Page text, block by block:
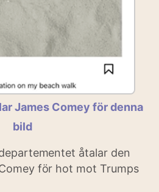
James Comey för denna
bild
åtalar den
för hot mot Trumps